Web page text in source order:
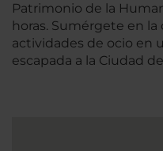
Patrimonio de la
horas. Sumérgete en
actividades de ocio en
escapada a la Ciudad